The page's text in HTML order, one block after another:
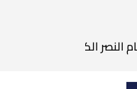
النصر الكامل وواقع